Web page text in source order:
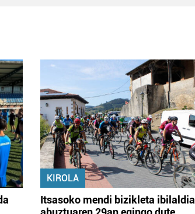
KIROLA
Itsasoko mendi bizikleta ibilaldia